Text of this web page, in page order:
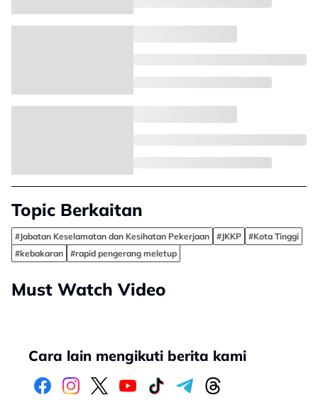
Topic Berkaitan
#Jabatan Keselamatan dan Kesihatan Pekerjaan #JKKP
#Kota Tinggi
#kebakaran
#rapid pengerang meletup
Must Watch Video
Cara lain mengikuti berita kami